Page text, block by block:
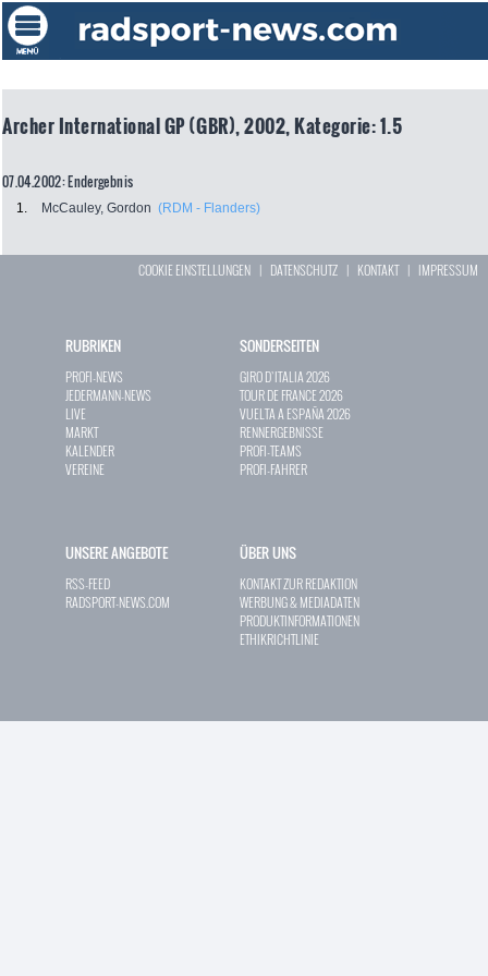
Archer International GP (GBR), 2002, Kategorie: 1.5
07.04.2002: Endergebnis
1. McCauley, Gordon (RDM - Flanders)
COOKIE EINSTELLUNGEN | DATENSCHUTZ | KONTAKT| IMPRESSUM
RUBRIKEN
PROFI-NEWS
JEDERMANN-NEWS
LIVE
MARKT
KALENDER
VEREINE
SONDERSEITEN
GIRO D`ITALIA 2026
TOUR DE FRANCE 2026
VUELTA A ESPAÑA 2026
RENNERGEBNISSE
PROFI-TEAMS
PROFI-FAHRER
UNSERE ANGEBOTE
RSS-FEED
RADSPORT-NEWS.COM
ÜBER UNS
KONTAKT ZUR REDAKTION
WERBUNG & MEDIADATEN
PRODUKTINFORMATIONEN
ETHIKRICHTLINIE